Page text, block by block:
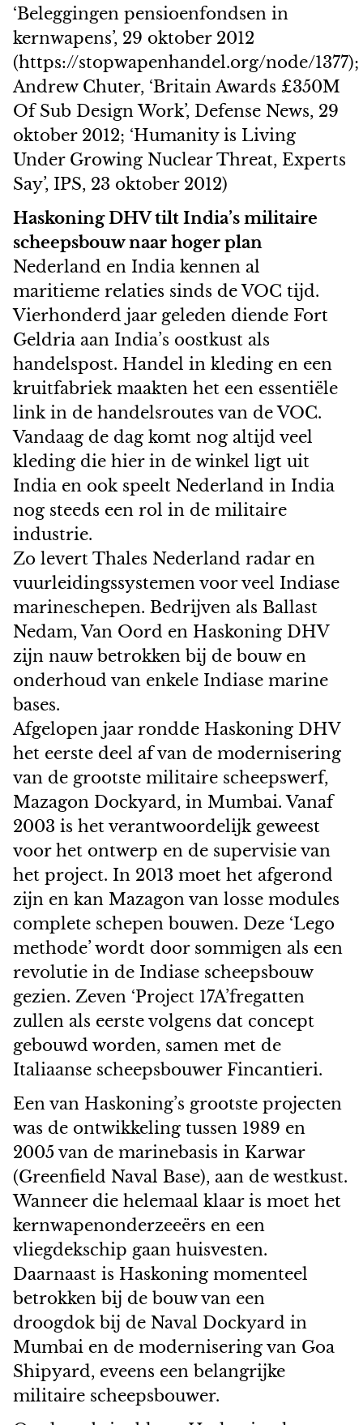
‘Beleggingen pensioenfondsen in
kernwapens’, 29 oktober 2012
(https://stopwapenhandel.org/node/1377);
Andrew Chuter, ‘Britain Awards £350M
Of Sub Design Work’, Defense News, 29
oktober 2012; ‘Humanity is Living
Under Growing Nuclear Threat, Experts
Say’, IPS, 23 oktober 2012)
Haskoning DHV tilt India’s militaire
scheepsbouw naar hoger plan
Nederland en India kennen al
maritieme relaties sinds de VOC tijd.
Vierhonderd jaar geleden diende Fort
Geldria aan India’s oostkust als
handelspost. Handel in kleding en een
kruitfabriek maakten het een essentiële
link in de handelsroutes van de VOC.
Vandaag de dag komt nog altijd veel
kleding die hier in de winkel ligt uit
India en ook speelt Nederland in India
nog steeds een rol in de militaire
industrie.
Zo levert Thales Nederland radar en
vuurleidingssystemen voor veel Indiase
marineschepen. Bedrijven als Ballast
Nedam, Van Oord en Haskoning DHV
zijn nauw betrokken bij de bouw en
onderhoud van enkele Indiase marine
bases.
Afgelopen jaar rondde Haskoning DHV
het eerste deel af van de modernisering
van de grootste militaire scheepswerf,
Mazagon Dockyard, in Mumbai. Vanaf
2003 is het verantwoordelijk geweest
voor het ontwerp en de supervisie van
het project. In 2013 moet het afgerond
zijn en kan Mazagon van losse modules
complete schepen bouwen. Deze ‘Lego
methode’ wordt door sommigen als een
revolutie in de Indiase scheepsbouw
gezien. Zeven ‘Project 17A’fregatten
zullen als eerste volgens dat concept
gebouwd worden, samen met de
Italiaanse scheepsbouwer Fincantieri.
Een van Haskoning’s grootste projecten
was de ontwikkeling tussen 1989 en
2005 van de marinebasis in Karwar
(Greenfield Naval Base), aan de westkust.
Wanneer die helemaal klaar is moet het
kernwapenonderzeeërs en een
vliegdekschip gaan huisvesten.
Daarnaast is Haskoning momenteel
betrokken bij de bouw van een
droogdok bij de Naval Dockyard in
Mumbai en de modernisering van Goa
Shipyard, eveens een belangrijke
militaire scheepsbouwer.